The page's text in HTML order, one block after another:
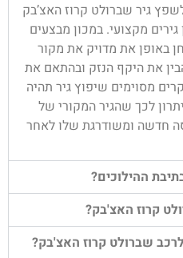
גיר שברולט קרוז האצ’בק
מקצועי. במכון מבצעים
באופן את מדויק את מקור
את היקף הנזק ובהתאם את
מסוימים שיפוץ גיר תהיה
לכך שהגיר המקורי של
חדשה ומשודרגת שלו לאחר
ההילוכים?
קרוז האצ'בק?
שברולט קרוז האצ'בק?